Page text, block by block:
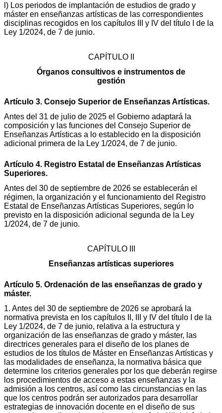
l) Los periodos de implantación de estudios de grado y
máster en enseñanzas artísticas de las correspondientes
disciplinas recogidos en los capítulos III y IV del título I de la
Ley 1/2024, de 7 de junio.
CAPÍTULO II
Órganos consultivos e instrumentos de
gestión
Artículo 3. Consejo Superior de Enseñanzas Artísticas.
Antes del 31 de julio de 2025 el Gobierno adaptará la
composición y las funciones del Consejo Superior de
Enseñanzas Artísticas a lo establecido en la disposición
adicional primera de la Ley 1/2024, de 7 de junio.
Artículo 4. Registro Estatal de Enseñanzas Artísticas
Superiores.
Antes del 30 de septiembre de 2026 se establecerán el
régimen, la organización y el funcionamiento del Registro
Estatal de Enseñanzas Artísticas Superiores, según lo
previsto en la disposición adicional segunda de la Ley
1/2024, de 7 de junio.
CAPÍTULO III
Enseñanzas artísticas superiores
Artículo 5. Ordenación de las enseñanzas de grado y
máster.
1. Antes del 30 de septiembre de 2026 se aprobará la
normativa prevista en los capítulos II, III y IV del título I de la
Ley 1/2024, de 7 de junio, relativa a la estructura y
organización de las enseñanzas de grado y máster, las
directrices generales para el diseño de los planes de
estudios de los títulos de Máster en Enseñanzas Artísticas y
las modalidades de enseñanza, la normativa básica que
determine los criterios generales por los que deberán regirse
los procedimientos de acceso a estas enseñanzas y la
admisión a los centros, así como las circunstancias en las
que los centros podrán ser autorizados para desarrollar
estrategias de innovación docente en el diseño de sus